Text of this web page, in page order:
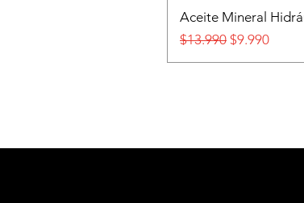
Aceite Mineral
Precio
$13.990 Precio de
$9.990